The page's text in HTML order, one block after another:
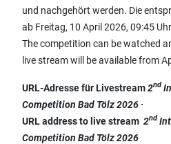
und nachgehört werden. Die
ab Freitag, 10 April 2026, 09:45 Uhr
The competition can be watched
live stream will be available from
URL-Adresse für Livestream2nd
Competition Bad Tölz 2026 ·
URL address to live stream 2nd
Competition Bad Tölz 2026